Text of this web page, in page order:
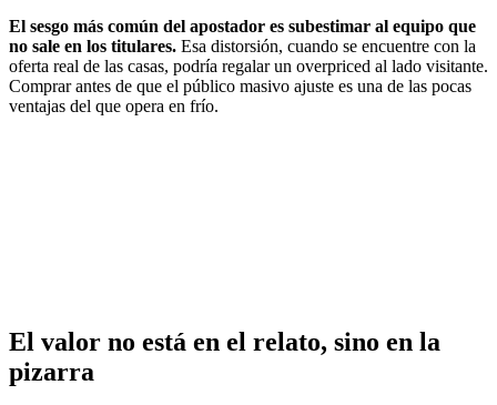
El sesgo más común del apostador es subestimar al equipo que
no sale en los titulares. Esa distorsión, cuando se encuentre con la
oferta real de las casas, podría regalar un overpriced al lado visitante.
Comprar antes de que el público masivo ajuste es una de las pocas
ventajas del que opera en frío.
El valor no está en el relato, sino en la
pizarra